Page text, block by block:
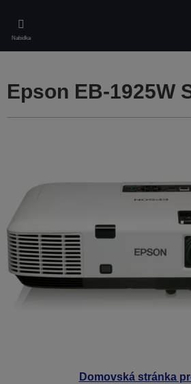
main
content
Nabídka
Domovská stránka
Epson EB-1925W